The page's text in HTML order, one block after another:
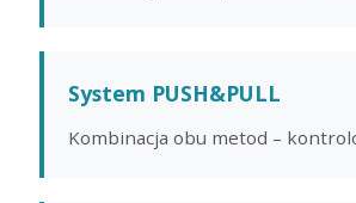
System PUSH&PULL
Kombinacja obu metod –